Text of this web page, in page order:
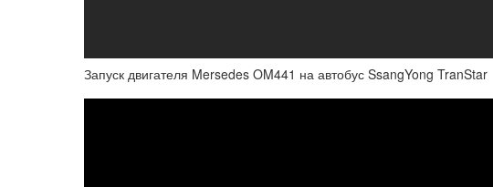
Запуск двигателя Mersedes OM441 на автобус SsangYong TranStar